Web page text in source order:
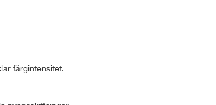
färgintensitet.